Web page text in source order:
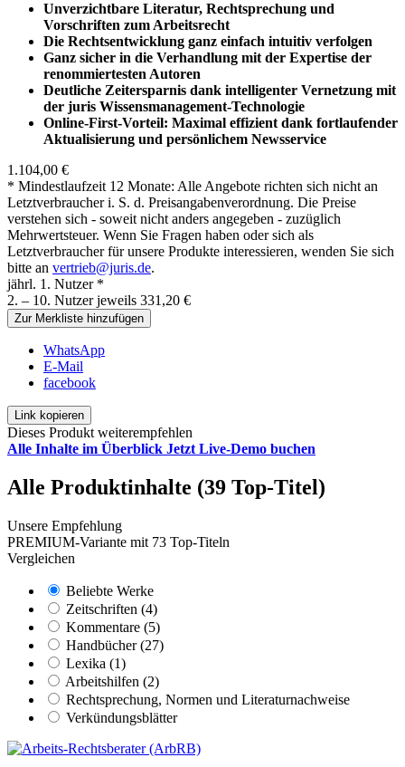
Unverzichtbare Literatur, Rechtsprechung und
Vorschriften zum Arbeitsrecht
Die Rechtsentwicklung ganz einfach intuitiv verfolgen
Ganz sicher in die Verhandlung mit der Expertise der
renommiertesten Autoren
Deutliche Zeitersparnis dank intelligenter Vernetzung mit
der juris Wissensmanagement-Technologie
Online-First-Vorteil: Maximal effizient dank fortlaufender
Aktualisierung und persönlichem Newsservice
1.104,00 €
* Mindestlaufzeit 12 Monate: Alle Angebote richten sich nicht an
Letztverbraucher i. S. d. Preisangabenverordnung. Die Preise
verstehen sich - soweit nicht anders angegeben - zuzüglich
Mehrwertsteuer. Wenn Sie Fragen haben oder sich als
Letztverbraucher für unsere Produkte interessieren, wenden Sie sich
bitte an vertrieb@juris.de.
jährl. 1. Nutzer *
2. – 10. Nutzer jeweils 331,20 €
Zur Merkliste hinzufügen
WhatsApp
E-Mail
facebook
Link kopieren
Dieses Produkt weiterempfehlen
Alle Inhalte im Überblick Jetzt Live-Demo buchen
Alle Produktinhalte (39 Top-Titel)
Unsere Empfehlung
PREMIUM-Variante mit 73 Top-Titeln
Vergleichen
Beliebte Werke
Zeitschriften (4)
Kommentare (5)
Handbücher (27)
Lexika (1)
Arbeitshilfen (2)
Rechtsprechung, Normen und Literaturnachweise
Verkündungsblätter